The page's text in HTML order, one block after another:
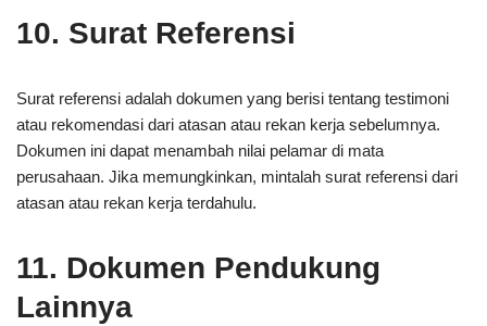
10. Surat Referensi
Surat referensi adalah dokumen yang berisi tentang testimoni
atau rekomendasi dari atasan atau rekan kerja sebelumnya.
Dokumen ini dapat menambah nilai pelamar di mata
perusahaan. Jika memungkinkan, mintalah surat referensi dari
atasan atau rekan kerja terdahulu.
11. Dokumen Pendukung
Lainnya